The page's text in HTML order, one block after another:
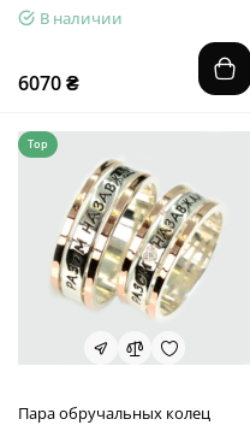
В наличии
6070 ₴
Top
Пара обручальных колец